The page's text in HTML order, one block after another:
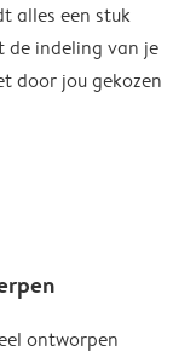
alles een stuk
de indeling van je
door jou gekozen
ontworpen